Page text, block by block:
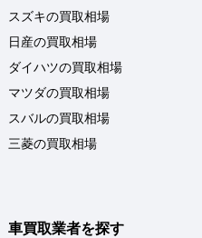
スズキの買取相場
日産の買取相場
ダイハツの買取相場
マツダの買取相場
スバルの買取相場
三菱の買取相場
車買取業者を探す